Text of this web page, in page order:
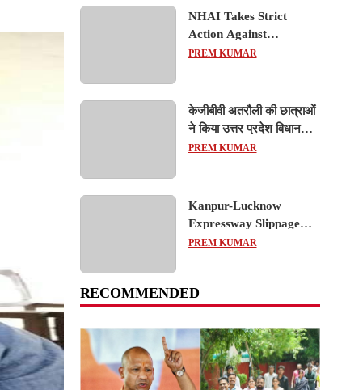
NHAI Takes Strict
Action Against
Concessionaire,
Expressway Issues
PREM KUMAR
केजीबीवी अतरौली की छात्राओं
ने किया उत्तर प्रदेश विधानसभा
का शैक्षिक भ्रमण, लोकतांत्रिक
PREM KUMAR
Kanpur-Lucknow
Expressway Slippage
Action: कानपुर-लखनऊ
और कंपनियों पर गिरी गाज,
PREM KUMAR
RECOMMENDED